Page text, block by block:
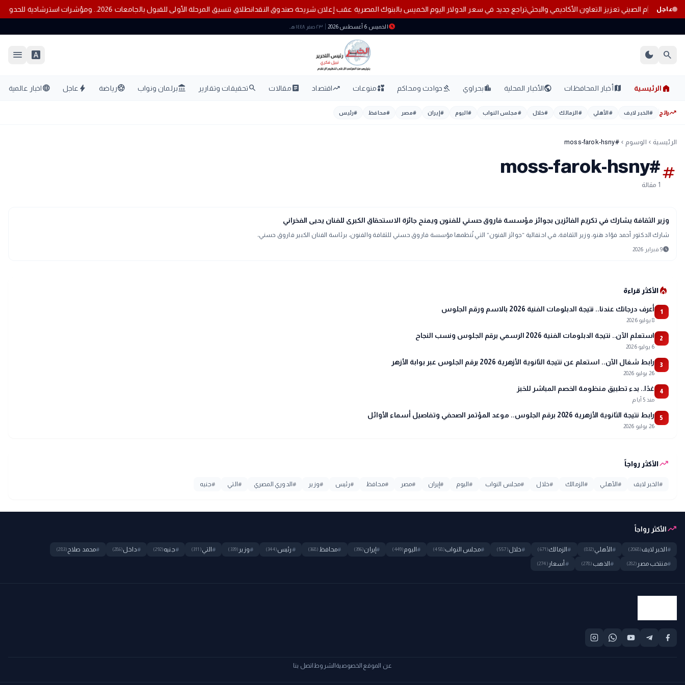
عاجل
القنصل العام الصيني تعزيز التعاون الأكاديمي والبحثيتراجع جديد في سعر الدولار اليوم الخميس بالبنوك المصرية عقب إعلان شريحة صندوق النقدانطلاق تنسيق المرحلة الأولى للقبول بالجامعات 2026.. ومؤشرات استرشادية للحدود الدنيا بالكليات
scheduleالخميس 6 أغسطس 2026 ٢٣ صفر ١٤٤٨ هـ
search
dark_mode
font_download
menu
home الرئيسية mapأخبار المحافظات publicالأخبار المحلية location_cityبحراوي gavelحوادث ومحاكم interestsمنوعات trending_upاقتصاد articleمقالات searchتحقيقات وتقارير account_balanceبرلمان ونواب sports_soccerرياضة bolt عاجل languageاخبار عالمية
trending_upرائج #الخبر لايف #الأهلي #الزمالك #خلال #مجلس النواب #اليوم #إيران #مصر #محافظ #رئيس
الرئيسية chevron_left الوسوم chevron_left
#moss-farok-hsny
tag
#moss-farok-hsny
1 مقالة
public
الأخبار المحلية
وزير الثقافة يشارك في تكريم الفائزين بجوائز مؤسسة فاروق حسني للفنون ويمنح جائزة الاستحقاق الكبرى للفنان يحيى الفخراني
شارك الدكتور أحمد فؤاد هَنو، وزير الثقافة، في احتفالية “جوائز الفنون” التي تُنظمها مؤسسة فاروق حسني للثقافة والفنون، برئاسة الفنان الكبير فاروق حسني،
schedule9 فبراير 2026
local_fire_departmentالأكثر قراءة
1 أعرف درجاتك عندنا.. نتيجة الدبلومات الفنية 2026 بالاسم ورقم الجلوس
8 يوليو 2026
2 استعلم الآن.. نتيجة الدبلومات الفنية 2026 الرسمي برقم الجلوس ونسب النجاح
6 يوليو 2026
3 رابط شغال الآن.. استعلم عن نتيجة الثانوية الأزهرية 2026 برقم الجلوس عبر بوابة الأزهر
26 يوليو 2026
4 غدًا.. بدء تطبيق منظومة الخصم المباشر للخبز
منذ 5 أيام
5 رابط نتيجة الثانوية الأزهرية 2026 برقم الجلوس.. موعد المؤتمر الصحفي وتفاصيل أسماء الأوائل
26 يوليو 2026
trending_upالأكثر رواجاً
# الخبر لايف #الأهلي #الزمالك #خلال #مجلس النواب #اليوم #إيران #مصر #محافظ #رئيس #وزير #الدوري المصري # التي #جنيه
trending_upالأكثر رواجاً
# الخبر لايف(2068)
#الأهلي(832)
#الزمالك(671)
#خلال(557)
#مجلس النواب(458)
#اليوم(449)
#إيران(396)
#محافظ (368)
#رئيس(344)
#وزير (339)
#التي(311)
#جنيه(292)
#داخل(286)
#محمد صلاح (283)
#منتخب مصر (282)
#الذهب (278)
# أسعار (274)
عن الموقع الخصوصية الشروط اتصل بنا